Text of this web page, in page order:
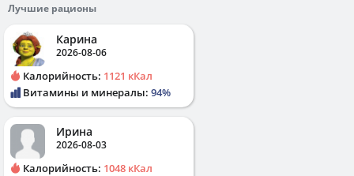
Лучшие рационы
Карина
2026-08-06
Калорийность: 1121 кКал
Витамины и минералы: 94%
Ирина
2026-08-03
Калорийность: 1048 кКал